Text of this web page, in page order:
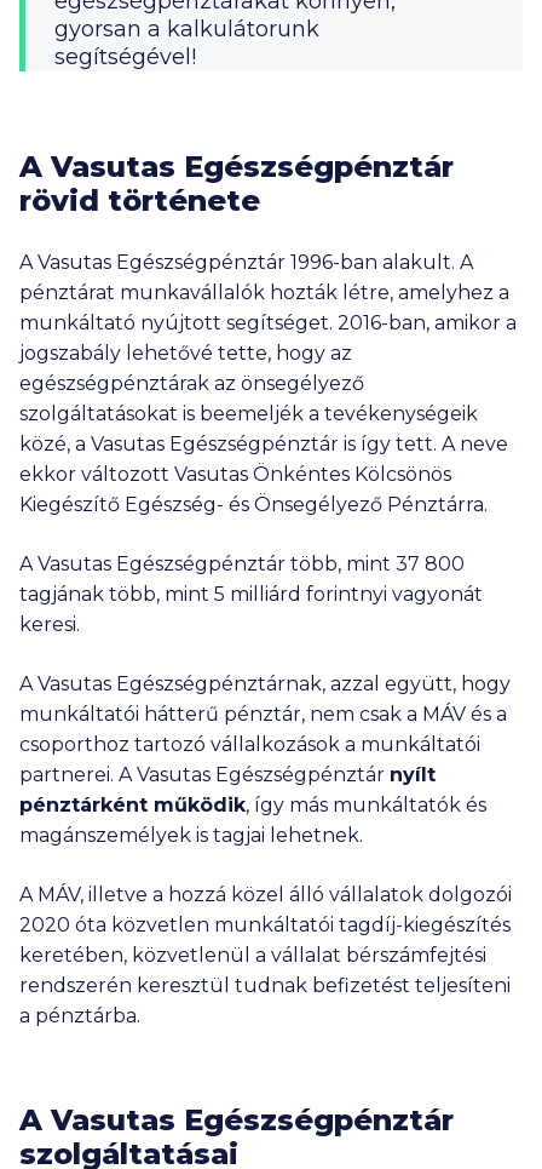
gyorsan a kalkulátorunk
segítségével!
A Vasutas Egészségpénztár
rövid története
A Vasutas Egészségpénztár 1996-ban alakult. A
pénztárat munkavállalók hozták létre, amelyhez a
munkáltató nyújtott segítséget. 2016-ban, amikor a
jogszabály lehetővé tette, hogy az
egészségpénztárak az önsegélyező
szolgáltatásokat is beemeljék a tevékenységeik
közé, a Vasutas Egészségpénztár is így tett. A neve
ekkor változott Vasutas Önkéntes Kölcsönös
Kiegészítő Egészség- és Önsegélyező Pénztárra.
A Vasutas Egészségpénztár több, mint 37 800
tagjának több, mint 5 milliárd forintnyi vagyonát
keresi.
A Vasutas Egészségpénztárnak, azzal együtt, hogy
munkáltatói hátterű pénztár, nem csak a MÁV és a
csoporthoz tartozó vállalkozások a munkáltatói
partnerei. A Vasutas Egészségpénztár nyílt
pénztárként működik, így más munkáltatók és
magánszemélyek is tagjai lehetnek.
A MÁV, illetve a hozzá közel álló vállalatok dolgozói
2020 óta közvetlen munkáltatói tagdíj-kiegészítés
keretében, közvetlenül a vállalat bérszámfejtési
rendszerén keresztül tudnak befizetést teljesíteni
a pénztárba.
A Vasutas Egészségpénztár
szolgáltatásai